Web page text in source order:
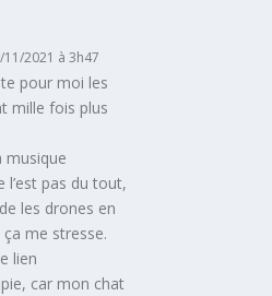
11/2021 à 3h47
pour moi les
mille fois plus
musique
l’est pas du tout,
les drones en
me stresse.
lien
car mon chat